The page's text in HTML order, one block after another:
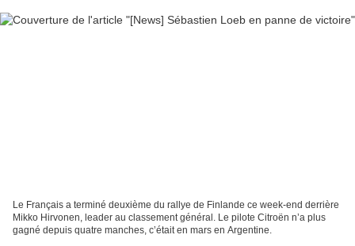
Le Français a terminé deuxième du rallye de Finlande ce week-end derrière
Mikko Hirvonen, leader au classement général. Le pilote Citroën n’a plus
gagné depuis quatre manches, c’était en mars en Argentine.